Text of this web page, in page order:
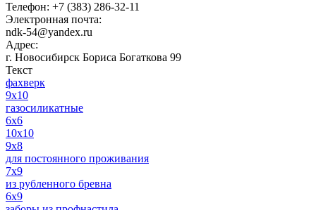
Телефон: +7 (383) 286-32-11
Электронная почта:
ndk-54@yandex.ru
Адрес:
г. Новосибирск Бориса Богаткова 99
Текст
фахверк
9x10
газосиликатные
6x6
10х10
9x8
для постоянного проживания
7x9
из рубленного бревна
6x9